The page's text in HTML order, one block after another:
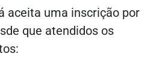
aceita uma inscrição por
que atendidos os